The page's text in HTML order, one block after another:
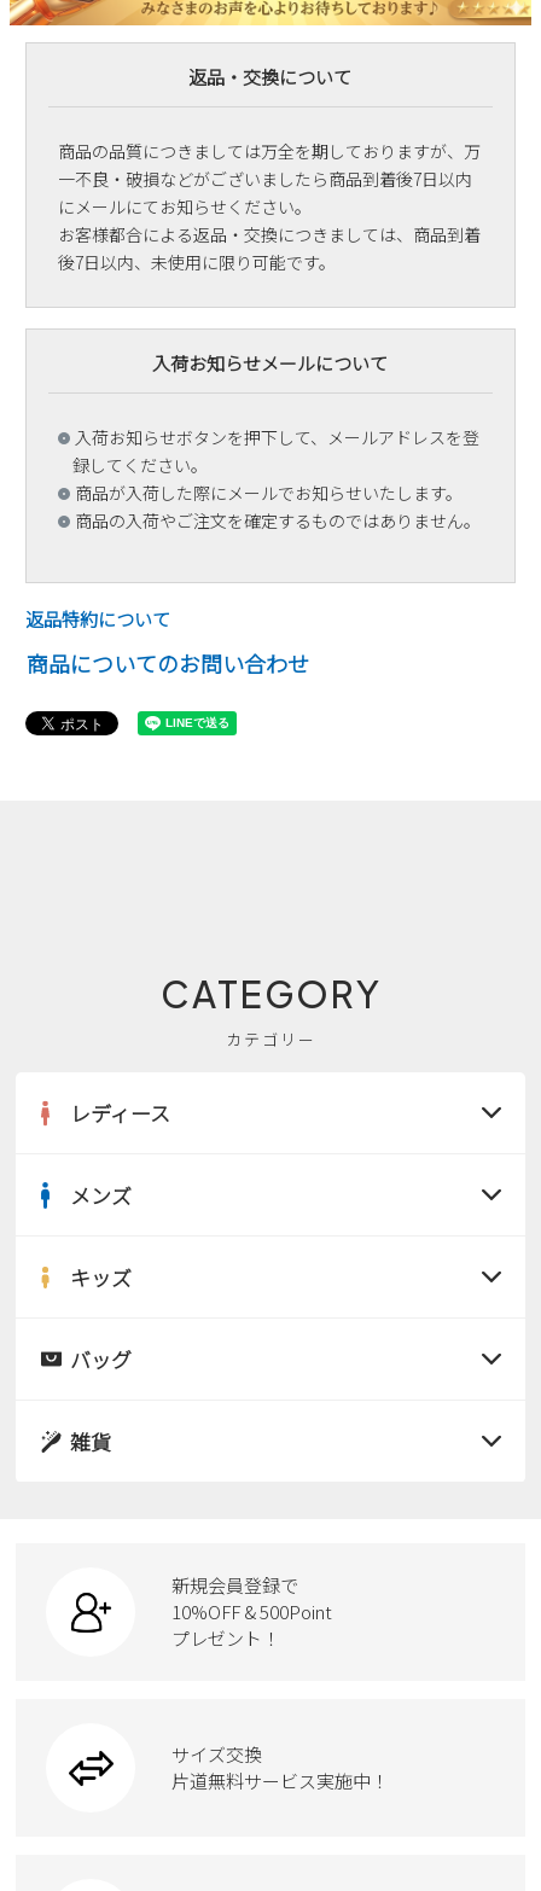
返品・交換について
商品の品質につきましては万全を期しておりますが、万
一不良・破損などがございましたら商品到着後7日以内
にメールにてお知らせください。
お客様都合による返品・交換につきましては、商品到着
後7日以内、未使用に限り可能です。
入荷お知らせメールについて
入荷お知らせボタンを押下して、メールアドレスを登
録してください。
商品が入荷した際にメールでお知らせいたします。
商品の入荷やご注文を確定するものではありません。
返品特約について
商品についてのお問い合わせ
CATEGORY
カテゴリー
レディース
サンダル
スニーカー
カジュアルシューズ
ワークシューズ
ウェア
メンズ
サンダル
ローファー
ブーツ
キッズ
サンダル
スクール
バッグ
ボディバッグ
ハンドバッグ
トートバッグ
雑貨
ケア用品
新規会員登録で
10%OFF & 500Point
プレゼント！
サイズ交換
片道無料サービス実施中！